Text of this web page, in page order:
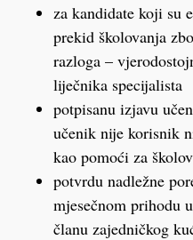
za kandidate koji su
prekid školovanja
razloga –
liječnika specijalista
potpisanu izjavu
učenik nije korisnik
kao pomoći za
potvrdu nadležne
mjesečnom prihodu
članu zajedničkog